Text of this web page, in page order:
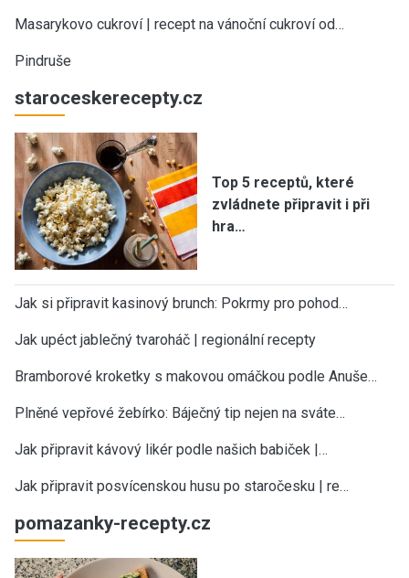
Masarykovo cukroví | recept na vánoční cukroví od…
Pindruše
staroceskerecepty.cz
Top 5 receptů, které
zvládnete připravit i při
hra…
Jak si připravit kasinový brunch: Pokrmy pro pohod…
Jak upéct jablečný tvaroháč | regionální recepty
Bramborové kroketky s makovou omáčkou podle Anuše…
Plněné vepřové žebírko: Báječný tip nejen na sváte…
Jak připravit kávový likér podle našich babiček |…
Jak připravit posvícenskou husu po staročesku | re…
pomazanky-recepty.cz